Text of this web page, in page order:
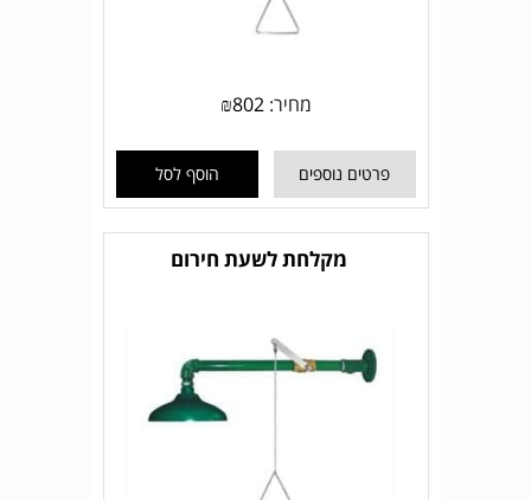
מחיר: ₪802
פרטים נוספים הוסף לסל
מקלחת לשעת חירום